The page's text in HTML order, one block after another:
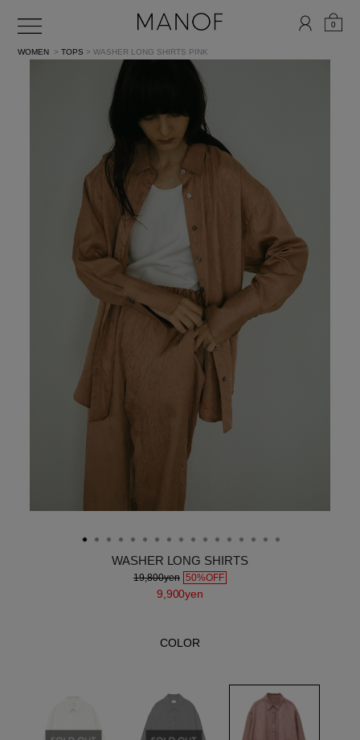
0
WOMEN >TOPS > WASHER LONG SHIRTS PINK
WASHER LONG SHIRTS
19,800yen 50%OFF
9,900yen
COLOR